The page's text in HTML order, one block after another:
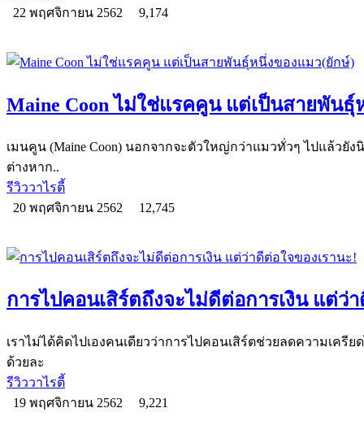
22 พฤศจิกายน 2562
9,174
Maine Coon ไม่ใช่แรคคูน แต่เป็นสายพัน
เมนคูน (Maine Coon) นอกจากจะตัวใหญ่กว่าแมวทั่วๆ ไปแล้ว
ต่างหาก..
รีวิววาไรตี้
20 พฤศจิกายน 2562
12,745
การไปคอนเสิร์ตถึงจะไม่ดีต่อการเงิน แต่ว่
เราไม่ได้คิดไปเองคนเดียวว่าการไปคอนเสิร์ตช่วยลดความเครี
ด้วยละ
รีวิววาไรตี้
19 พฤศจิกายน 2562
9,221